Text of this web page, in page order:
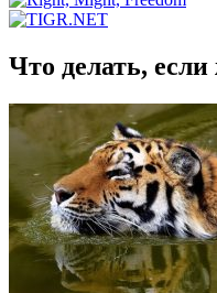
Что делать,